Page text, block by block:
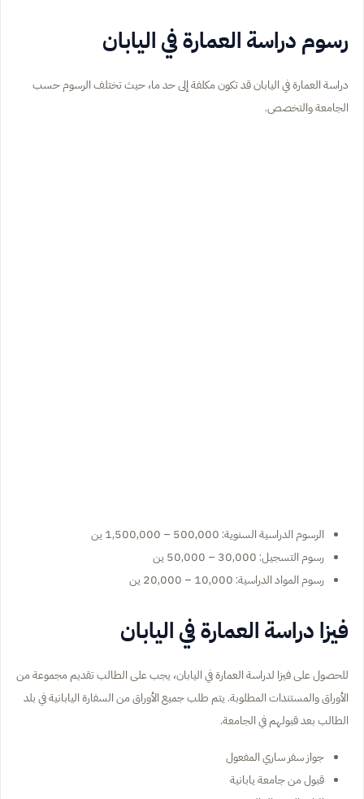
رسوم دراسة العمارة في اليابان
دراسة العمارة في اليابان قد تكون مكلفة إلى حد ما، حيث تختلف الرسوم حسب
الجامعة والتخصص.
الرسوم الدراسية السنوية: 500,000 – 1,500,000 ين
رسوم التسجيل: 30,000 – 50,000 ين
رسوم المواد الدراسية: 10,000 – 20,000 ين
فيزا دراسة العمارة في اليابان
للحصول على فيزا لدراسة العمارة في اليابان، يجب على الطالب تقديم مجموعة من
الأوراق والمستندات المطلوبة. يتم طلب جميع الأوراق من السفارة اليابانية في بلد
الطالب بعد قبولهم في الجامعة.
جواز سفر ساري المفعول
قبول من جامعة يابانية